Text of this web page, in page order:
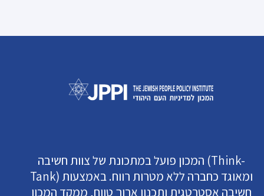
המכון פועל במתכונת של צוות חשיבה (Think-
Tank) ומאוגד כחברה ללא מטרות רווח. באמצעות
חשיבה אסטרטגית ותכנון ארוך טווח, ממקד המכון